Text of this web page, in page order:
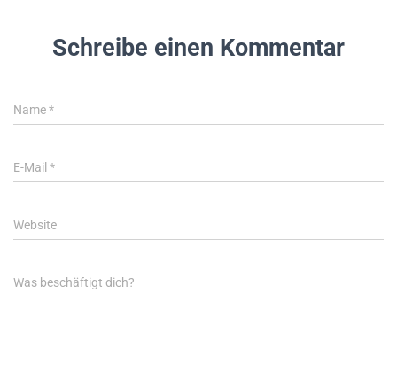
Schreibe einen Kommentar
Name*
E-Mail *
Website
Was beschäftigt dich?